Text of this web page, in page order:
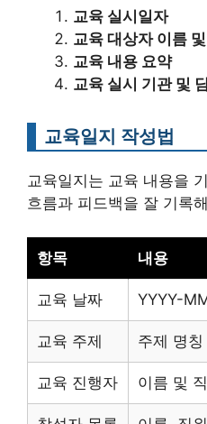
교육 실시일자
교육 대상자 이름
교육 내용 요약
교육 실시 기관 및
교육일지 작성법
교육일지는 교육 내용을
흐름과 피드백을 잘 기록
항목 내용
교육 날짜 YYYY-
교육 주제 주제 명칭
교육 진행자 이름 및